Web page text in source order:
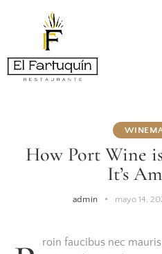
How Port Wine
It’s
admin mayo 14,